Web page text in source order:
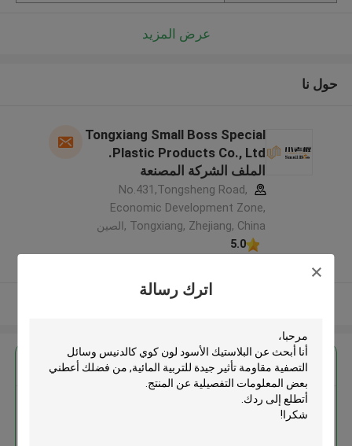
اترك رسالة
عرض المزيد
حول نا
Tongxiang Small Boss Special
Plastic Products Co., Ltd.
الملف الشركة المصنعة
No.431,Tongsheng Road,
Economic Development Zone,
Tongxiang, Zhejiang, China ,الصين
5.0
عرض المزيد
احصل على افضل سعر ل